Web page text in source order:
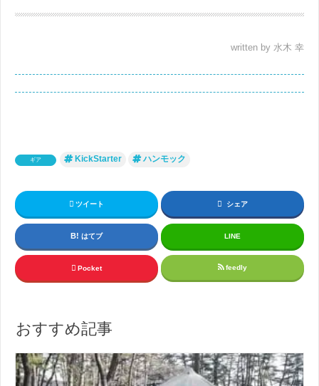
written by 水木 幸
ギア KickStarter ハンモック
ツイート シェア
はてブ LINE
Pocket feedly
おすすめ記事